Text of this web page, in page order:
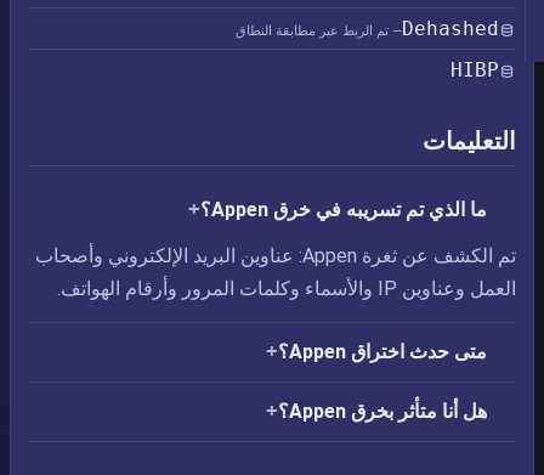
Dehashed— تم الربط عبر مطابقة النطاق
HIBP
التعليمات
ما الذي تم تسريبه في خرق Appen؟
تم الكشف عن ثغرة Appen: عناوين البريد الإلكتروني وأصحاب
العمل وعناوين IP والأسماء وكلمات المرور وأرقام الهواتف.
متى حدث اختراق Appen؟
هل أنا متأثر بخرق Appen؟